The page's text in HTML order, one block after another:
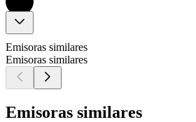
Emisoras similares
Emisoras similares
Emisoras similares